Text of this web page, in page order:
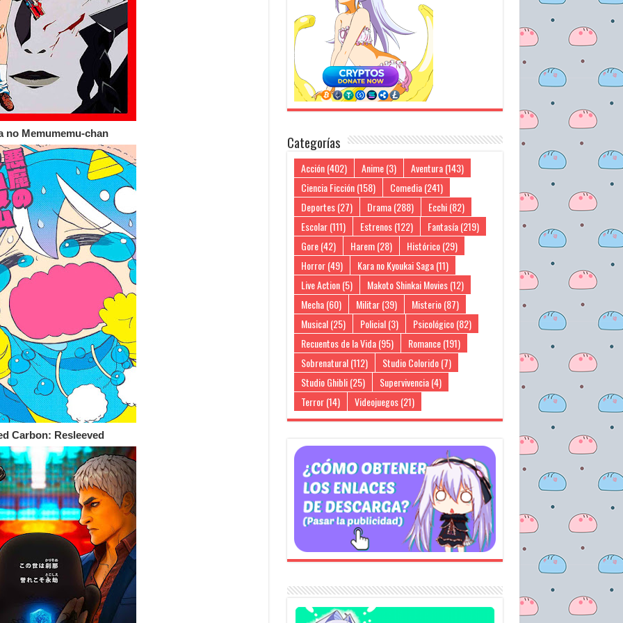
no Memumemu-chan
Carbon: Resleeved
Categorías
Acción(402) Anime(3) Aventura(143)
Ciencia Ficción(158) Comedia(241)
Deportes(27) Drama(288) Ecchi(82)
Escolar(111) Estrenos(122) Fantasía(219)
Gore(42) Harem(28) Histórico(29)
Horror(49) Kara no Kyoukai Saga(11)
Live Action(5) Makoto Shinkai Movies(12)
Mecha(60) Militar(39) Misterio(87)
Musical(25) Policial(3) Psicológico(82)
Recuentos de la Vida(95) Romance(191)
Sobrenatural(112) Studio Colorido(7)
Studio Ghibli(25) Supervivencia(4)
Terror(14) Videojuegos(21)